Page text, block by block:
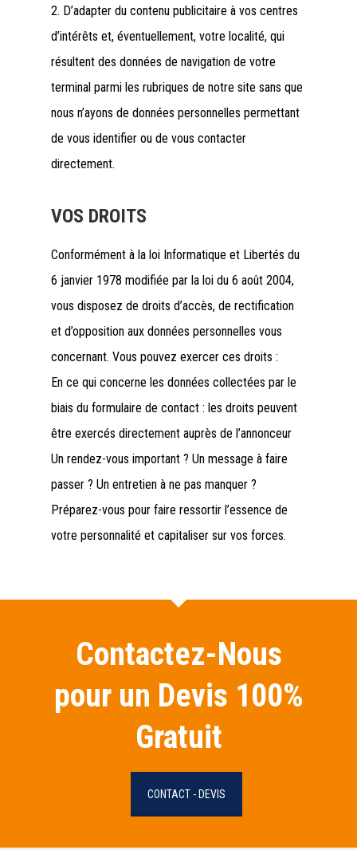
2. D’adapter du contenu publicitaire à vos centres
d’intérêts et, éventuellement, votre localité, qui
résultent des données de navigation de votre
terminal parmi les rubriques de notre site sans que
nous n’ayons de données personnelles permettant
de vous identifier ou de vous contacter
directement.
VOS DROITS
Conformément à la loi Informatique et Libertés du
6 janvier 1978 modifiée par la loi du 6 août 2004,
vous disposez de droits d’accès, de rectification
et d’opposition aux données personnelles vous
concernant. Vous pouvez exercer ces droits :
En ce qui concerne les données collectées par le
biais du formulaire de contact : les droits peuvent
être exercés directement auprès de l’annonceur
Un rendez-vous important ? Un message à faire
passer ? Un entretien à ne pas manquer ?
Préparez-vous pour faire ressortir l’essence de
votre personnalité et capitaliser sur vos forces.
Contactez-Nous
pour un Devis 100%
Gratuit
CONTACT - DEVIS